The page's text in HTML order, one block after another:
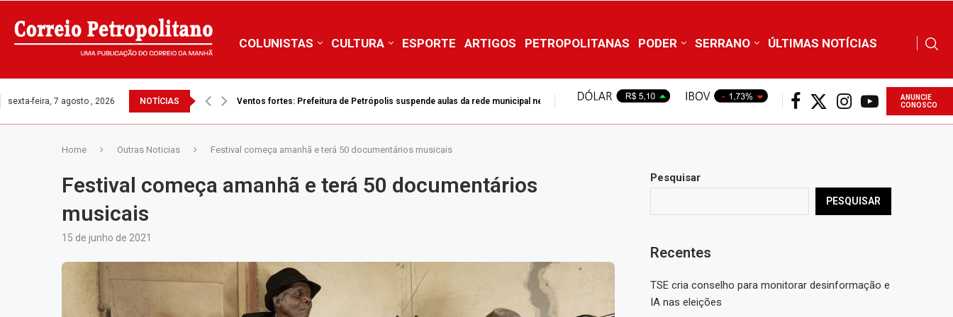
COLUNISTAS CULTURA ESPORTE ARTIGOS PETROPOLITANAS PODER SERRANO ÚLTIMAS NOTÍCIAS
sexta-feira, 7 agosto , 2026 NOTÍCIAS Ventos fortes: Prefeitura de Petrópolis suspende aulas da rede municipal nesta...
ANUNCIE
CONOSCO
Home Outras Noticias Festival começa amanhã e terá 50 documentários musicais
Festival começa amanhã e terá 50 documentários
musicais
15 de junho de 2021
Pesquisar
PESQUISAR
Recentes
TSE cria conselho para monitorar desinformação e
IA nas eleições